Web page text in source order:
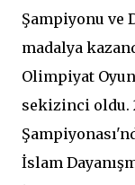
Şampiyonu ve
madalya
Olimpiyat
sekizinci oldu.
İslam